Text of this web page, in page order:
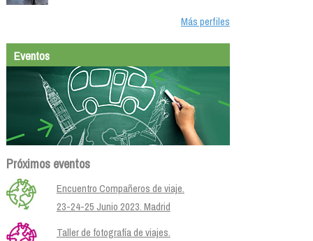
Más perfiles
Eventos
Próximos eventos
Encuentro Compañeros de viaje.
23-24-25 Junio 2023. Madrid
Taller de fotografía de viajes.